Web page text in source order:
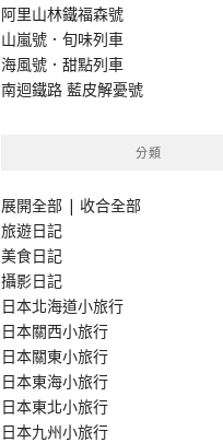
阿里山林鐵福森號
山嵐號．旬味列車
海風號．甜點列車
南迴鐵路 藍皮解憂號
分類
展開全部 | 收合全部
旅遊日記
美食日記
攝影日記
日本北海道小旅行
日本關西小旅行
日本關東小旅行
日本東海小旅行
日本東北小旅行
日本九州小旅行